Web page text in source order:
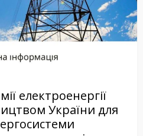
електроенергії
України для